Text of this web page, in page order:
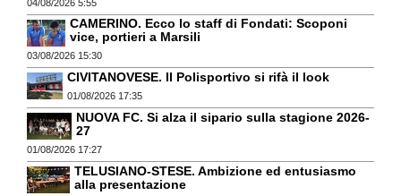
04/08/2026 5:55
CAMERINO. Ecco lo staff di Fondati: Scoponi
vice, portieri a Marsili
03/08/2026 15:30
CIVITANOVESE. Il Polisportivo si rifà il look
01/08/2026 17:35
NUOVA FC. Si alza il sipario sulla stagione 2026-
27
01/08/2026 17:27
TELUSIANO-STESE. Ambizione ed entusiasmo
alla presentazione